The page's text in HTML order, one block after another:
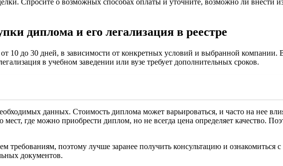
Спросите о возможных способах оплаты и уточните, возможно ли внести
диплома и его легализация в реестре
10 до 30 дней, в зависимости от конкретных условий и выбранной компании.
в учебном заведении или вузе требует дополнительных сроков.
данных. Стоимость диплома может варьироваться, и часто на нее
где можно приобрести диплом, но не всегда цена определяет качество.
требованиям, поэтому лучше заранее получить консультацию и ознакомиться
документов.